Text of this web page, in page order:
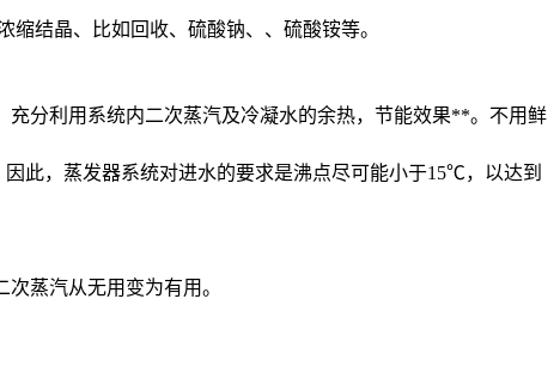
结晶、比如回收、硫酸钠、、硫酸铵等。
分利用系统内二次蒸汽及冷凝水的余热，节能效果**。不用鲜
此，蒸发器系统对进水的要求是沸点尽可能小于15℃，以达到
蒸汽从无用变为有用。